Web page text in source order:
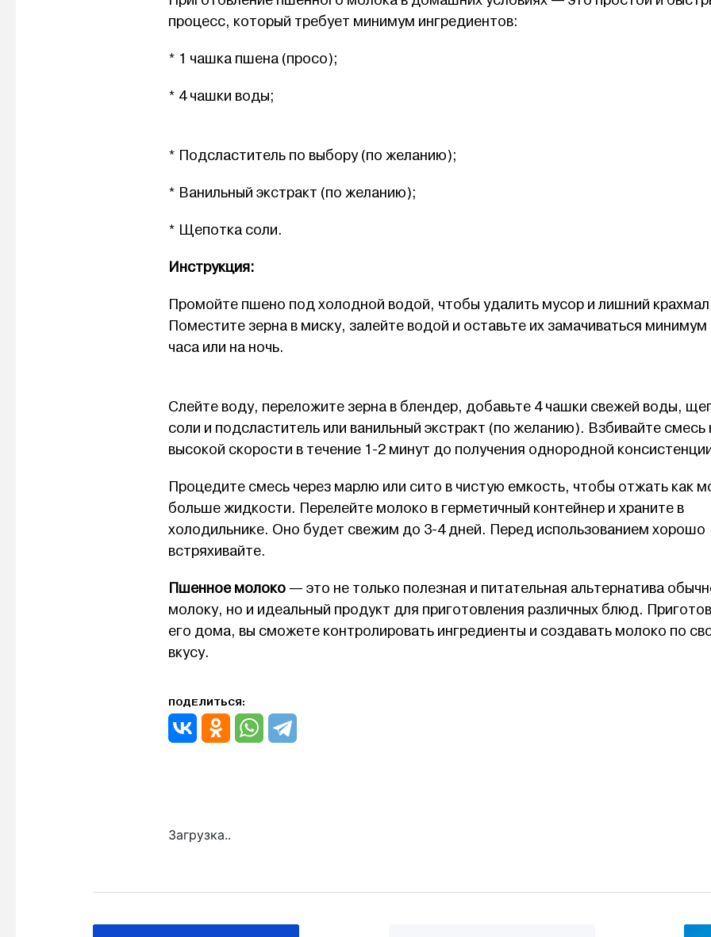
процесс, который требует минимум ингредиентов:
* 1 чашка пшена (просо);
* 4 чашки воды;
* Подсластитель по выбору (по желанию);
* Ванильный экстракт (по желанию);
* Щепотка соли.
Инструкция:
Промойте пшено под холодной водой, чтобы удалить мусор и лишний
Поместите зерна в миску, залейте водой и оставьте их замачиваться минимум
часа или на ночь.
Слейте воду, переложите зерна в блендер, добавьте 4 чашки свежей воды,
соли и подсластитель или ванильный экстракт (по желанию). Взбивайте смесь
высокой скорости в течение 1-2 минут до получения однородной
Процедите смесь через марлю или сито в чистую емкость, чтобы отжать как
больше жидкости. Перелейте молоко в герметичный контейнер и храните в
холодильнике. Оно будет свежим до 3-4 дней. Перед использованием хорошо
встряхивайте.
Пшенное молоко — это не только полезная и питательная альтернатива
молоку, но и идеальный продукт для приготовления различных блюд.
его дома, вы сможете контролировать ингредиенты и создавать молоко по
вкусу.
ПОДЕЛИТЬСЯ:
Загрузка..